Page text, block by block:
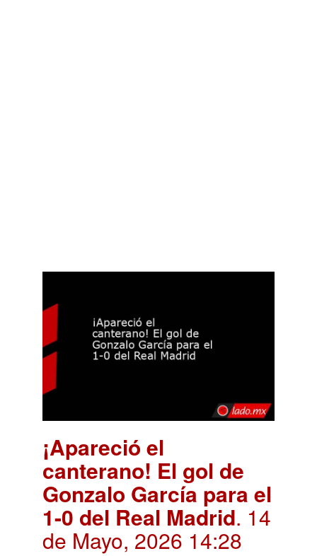
¡Apareció el
canterano! El gol de
Gonzalo García para el
1-0 del Real Madrid. 14
de Mayo, 2026 14:28